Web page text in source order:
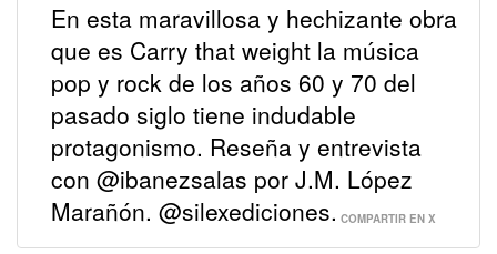
En esta maravillosa y hechizante obra
que es Carry that weight la música
pop y rock de los años 60 y 70 del
pasado siglo tiene indudable
protagonismo. Reseña y entrevista
con @ibanezsalas por J.M. López
Marañón. @silexediciones. COMPARTIR EN X